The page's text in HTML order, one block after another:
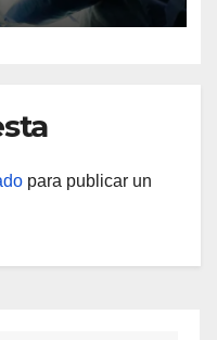
para publicar un